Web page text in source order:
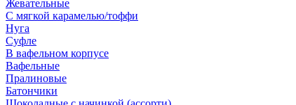
Жевательные
С мягкой карамелью/тоффи
Нуга
Суфле
В вафельном корпусе
Вафельные
Пралиновые
Батончики